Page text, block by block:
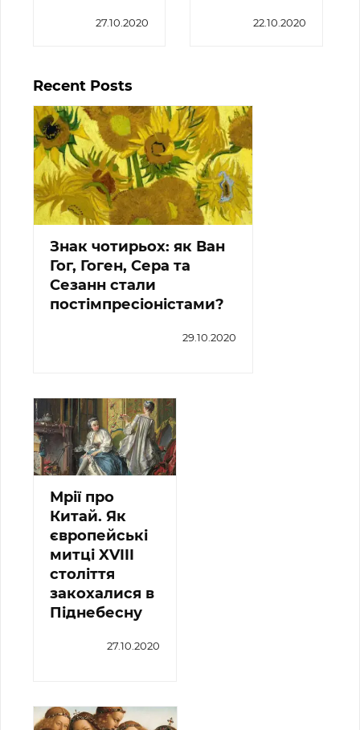
27.10.2020 22.10.2020
Recent Posts
Знак чотирьох: як Ван
Гог, Гоген, Сера та
Сезанн стали
постімпресіоністами?
29.10.2020
Мрії про
Китай. Як
європейські
митці XVIII
століття
закохалися в
Піднебесну
27.10.2020